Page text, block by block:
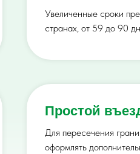
Увеличенные сроки
странах, от 59 до 90
Простой
Для пересечения
оформлять